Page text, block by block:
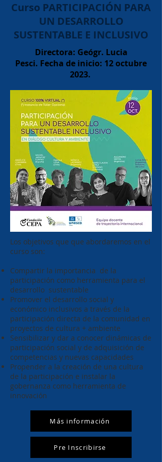
Curso PARTICIPACIÓN PARA
UN DESARROLLO
SUSTENTABLE E INCLUSIVO
Directora: Geógr. Lucia
Pesci. Fecha de inicio: 12 octubre
2023.
Los objetivos que que abordaremos en el
curso son:
Compartir la importancia de la
participación como herramienta para el
desarrollo sustentable
Promover el desarrollo social y
económico inclusivos a través de la
participación directa de la comunidad en
proyectos de cultura + ambiente
Sensibilizar y dar a conocer dinámicas de
participación social y de adquisición de
competencias y nuevas capacidades
Propender a la creación de una cultura
de la participación e instalar la
gobernanza como herramienta de
innovación
Más información
Pre Inscribirse